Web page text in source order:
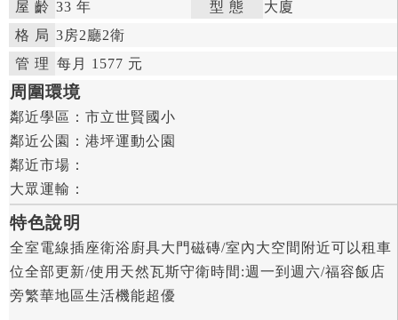
屋 齡 33 年 型 態 大廈
格 局 3房2廳2衛
管 理 每月 1577 元
周圍環境
鄰近學區： 市立世賢國小
鄰近公園： 港坪運動公園
鄰近市場：
大眾運輸：
特色說明
全室電線插座衛浴廚具大門磁磚/室內大空間附近可以租車
位全部更新/使用天然瓦斯守衛時間:週一到週六/福容飯店
旁繁華地區生活機能超優